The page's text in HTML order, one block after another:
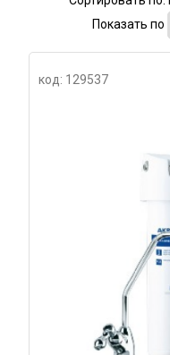
Показать по
код: 129537